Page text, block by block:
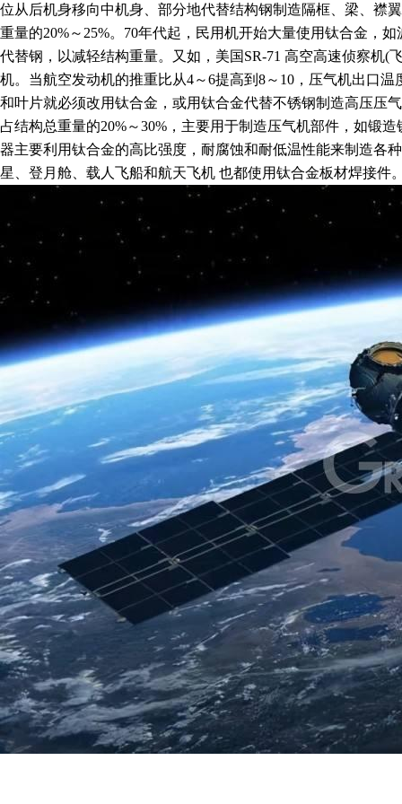
位从后机身移向中机身、部分地代替结构钢制造隔框、梁、襟
重量的20%～25%。70年代起，民用机开始大量使用钛合金，
代替钢，以减轻结构重量。又如，美国SR-71 高空高速侦察机(
机。当航空发动机的推重比从4～6提高到8～10，压气机出口温
和叶片就必须改用钛合金，或用钛合金代替不锈钢制造高压压
占结构总重量的20%～30%，主要用于制造压气机部件，如锻
器主要利用钛合金的高比强度，耐腐蚀和耐低温性能来制造各
星、登月舱、载人飞船和航天飞机 也都使用钛合金板材焊接件